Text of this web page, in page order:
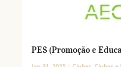
PES (Promoção e